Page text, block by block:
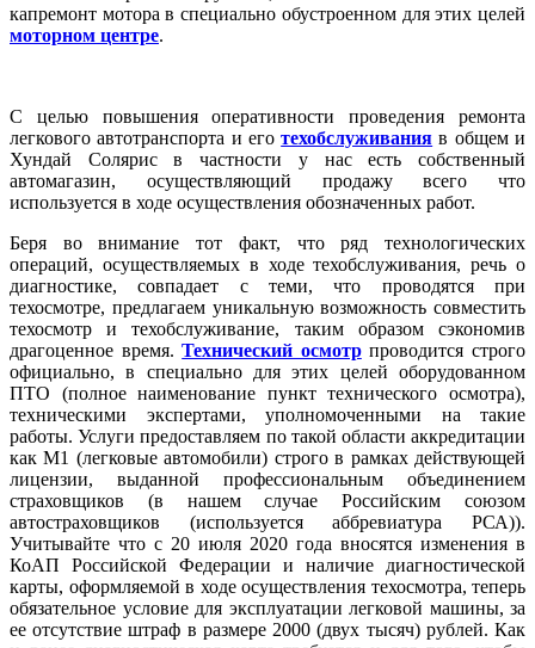
капремонт мотора в специально обустроенном для этих целей
моторном центре.
С целью повышения оперативности проведения ремонта
легкового автотранспорта и еготехобслуживания в общем и
Хундай Солярис в частности у нас есть собственный
автомагазин, осуществляющий продажу всего что
используется в ходе осуществления обозначенных работ.
Беря во внимание тот факт, что ряд технологических
операций, осуществляемых в ходе техобслуживания, речь о
диагностике, совпадает с теми, что проводятся при
техосмотре, предлагаем уникальную возможность совместить
техосмотр и техобслуживание, таким образом сэкономив
драгоценное время.Технический осмотрпроводится строго
официально, в специально для этих целей оборудованном
ПТО (полное наименование пункт технического осмотра),
техническими экспертами, уполномоченными на такие
работы. Услуги предоставляем по такой области аккредитации
как М1 (легковые автомобили) строго в рамках действующей
лицензии, выданной профессиональным объединением
страховщиков (в нашем случае Российским союзом
автостраховщиков (используется аббревиатура РСА)).
Учитывайте что с 20 июля 2020 года вносятся изменения в
КоАП Российской Федерации и наличие диагностической
карты, оформляемой в ходе осуществления техосмотра, теперь
обязательное условие для эксплуатации легковой машины, за
ее отсутствие штраф в размере 2000 (двух тысяч) рублей. Как